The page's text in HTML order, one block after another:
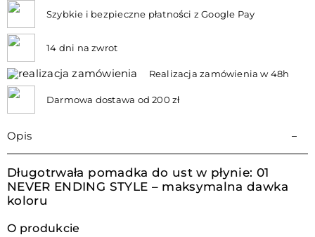
Szybkie i bezpieczne płatności z Google Pay
14 dni na zwrot
Realizacja zamówienia w 48h
Darmowa dostawa od 200 zł
Opis
Długotrwała pomadka do ust w płynie: 01
NEVER ENDING STYLE – maksymalna dawka
koloru
O produkcie